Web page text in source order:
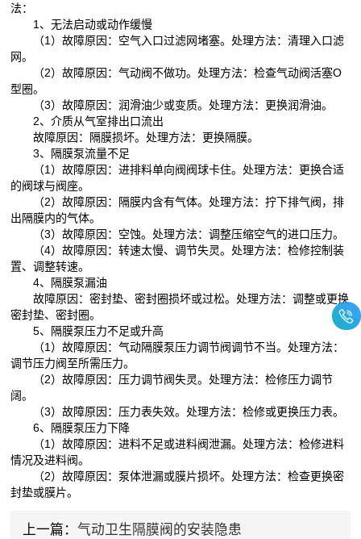
法：
1、无法启动或动作缓慢
（1）故障原因：空气入口过滤网堵塞。处理方法：清理入口滤
网。
（2）故障原因：气动阀不做功。处理方法：检查气动阀活塞O
型圈。
（3）故障原因：润滑油少或变质。处理方法：更换润滑油。
2、介质从气室排出口流出
故障原因：隔膜损坏。处理方法：更换隔膜。
3、隔膜泵流量不足
（1）故障原因：进排料单向阀阀球卡住。处理方法：更换合适
的阀球与阀座。
（2）故障原因：隔膜内含有气体。处理方法：拧下排气阀，排
出隔膜内的气体。
（3）故障原因：空蚀。处理方法：调整压缩空气的进口压力。
（4）故障原因：转速太慢、调节失灵。处理方法：检修控制装
置、调整转速。
4、隔膜泵漏油
故障原因：密封垫、密封圈损坏或过松。处理方法：调整或更换
密封垫、密封圈。
5、隔膜泵压力不足或升高
（1）故障原因：气动隔膜泵压力调节阀调节不当。处理方法：
调节压力阀至所需压力。
（2）故障原因：压力调节阀失灵。处理方法：检修压力调节
阔。
（3）故障原因：压力表失效。处理方法：检修或更换压力表。
6、隔膜泵压力下降
（1）故障原因：进料不足或进料阀泄漏。处理方法：检修进料
情况及进料阀。
（2）故障原因：泵体泄漏或膜片损坏。处理方法：检查更换密
封垫或膜片。
上一篇： 气动卫生隔膜阀的安装隐患